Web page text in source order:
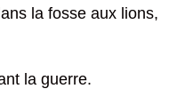
la fosse aux lions,
la guerre.